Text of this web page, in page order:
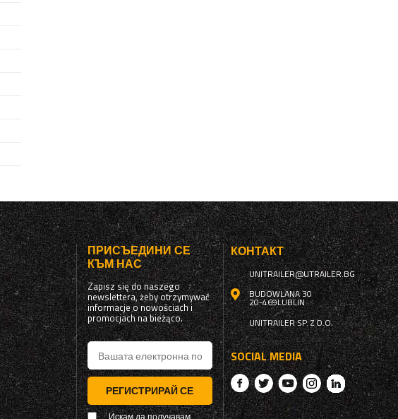
ПРИСЪЕДИНИ СЕ
КЪМ НАС
Zapisz się do naszego
newslettera, żeby otrzymywać
informacje o nowościach i
promocjach na bieżąco.
РЕГИСТРИРАЙ СЕ
КОНТАКТ
UNITRAILER@UTRAILER.BG
BUDOWLANA 30
20-469LUBLIN
UNITRAILER SP. Z O.O.
SOCIAL MEDIA